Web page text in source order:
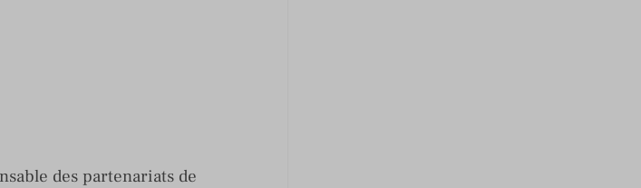
des partenariats de